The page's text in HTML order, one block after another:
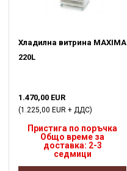
Хладилна витрина MAXIMA
220L
1.470,00 EUR
(1.225,00 EUR + ДДС)
Пристига по поръчка
Общо време за
доставка: 2-3
седмици